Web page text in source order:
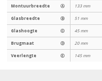
Montuurbreedte Ⓐ 133 mm
Glasbreedte Ⓑ 51 mm
Glashoogte Ⓒ 45 mm
Brugmaat Ⓓ 20 mm
Veerlengte Ⓔ 145 mm